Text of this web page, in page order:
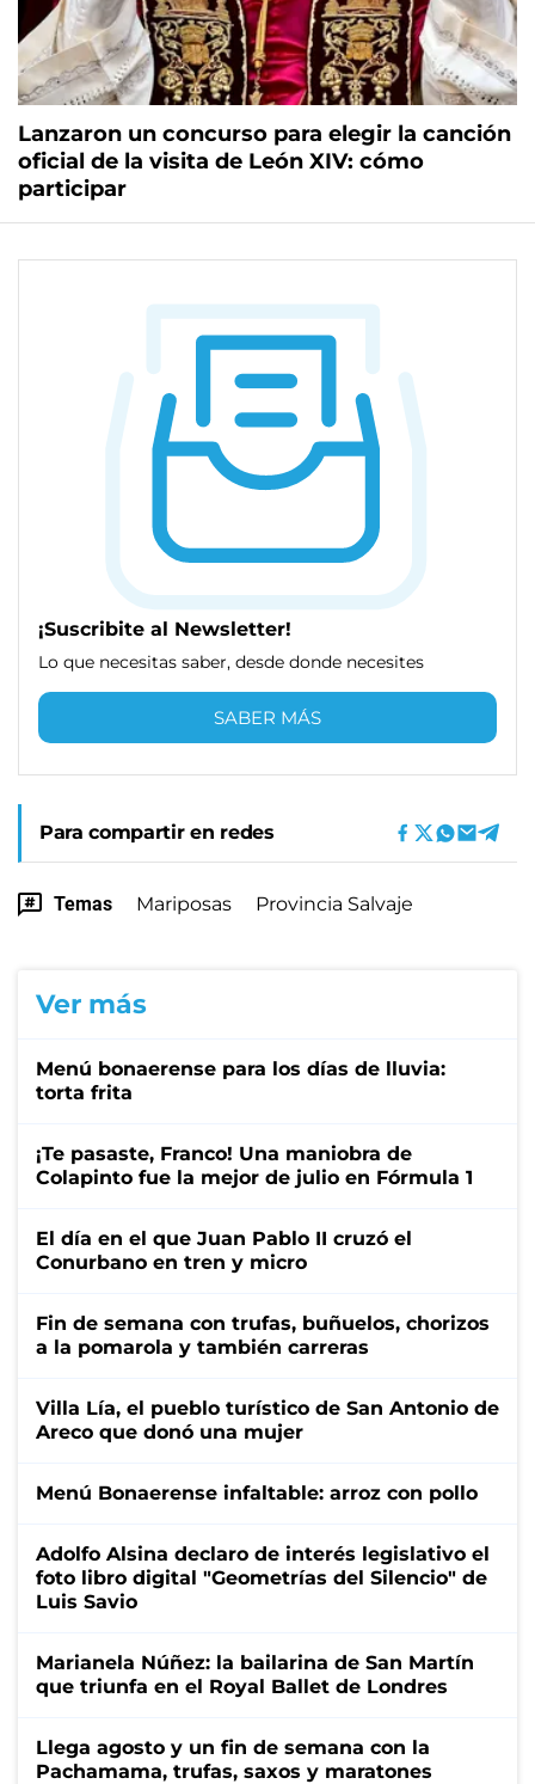
Lanzaron un concurso para elegir la canción
oficial de la visita de León XIV: cómo
participar
¡Suscribite al Newsletter!
Lo que necesitas saber, desde donde necesites
SABER MÁS
Para compartir en redes
Temas Mariposas Provincia Salvaje
Ver más
Menú bonaerense para los días de lluvia:
torta frita
¡Te pasaste, Franco! Una maniobra de
Colapinto fue la mejor de julio en Fórmula 1
El día en el que Juan Pablo II cruzó el
Conurbano en tren y micro
Fin de semana con trufas, buñuelos, chorizos
a la pomarola y también carreras
Villa Lía, el pueblo turístico de San Antonio de
Areco que donó una mujer
Menú Bonaerense infaltable: arroz con pollo
Adolfo Alsina declaro de interés legislativo el
foto libro digital "Geometrías del Silencio" de
Luis Savio
Marianela Núñez: la bailarina de San Martín
que triunfa en el Royal Ballet de Londres
Llega agosto y un fin de semana con la
Pachamama, trufas, saxos y maratones